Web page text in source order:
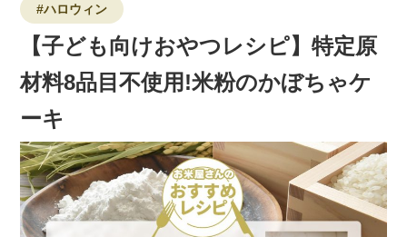
#ハロウィン
【子ども向けおやつレシピ】特定原
材料8品目不使用!米粉のかぼちゃケ
ーキ